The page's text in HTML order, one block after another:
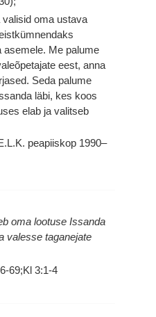
valisid oma ustava
asemele. Me palume
eest, anna
Seda palume
läbi, kes koos
elab ja valitseb
peapiiskop 1990–
oma lootuse Issanda
valesse taganejate
69;Kl 3:1-4